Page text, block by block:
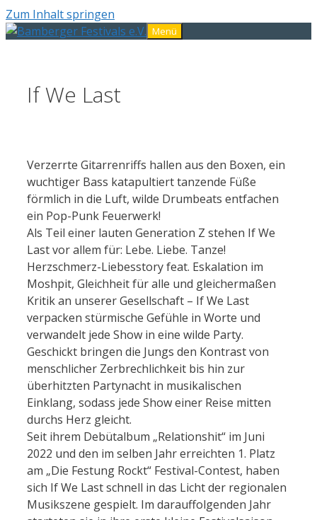
Zum Inhalt springen
Menü
If We Last
Verzerrte Gitarrenriffs hallen aus den Boxen, ein
wuchtiger Bass katapultiert tanzende Füße
förmlich in die Luft, wilde Drumbeats entfachen
ein Pop-Punk Feuerwerk!
Als Teil einer lauten Generation Z stehen If We
Last vor allem für: Lebe. Liebe. Tanze!
Herzschmerz-Liebesstory feat. Eskalation im
Moshpit, Gleichheit für alle und gleichermaßen
Kritik an unserer Gesellschaft – If We Last
verpacken stürmische Gefühle in Worte und
verwandelt jede Show in eine wilde Party.
Geschickt bringen die Jungs den Kontrast von
menschlicher Zerbrechlichkeit bis hin zur
überhitzten Partynacht in musikalischen
Einklang, sodass jede Show einer Reise mitten
durchs Herz gleicht.
Seit ihrem Debütalbum „Relationshit“ im Juni
2022 und den im selben Jahr erreichten 1. Platz
am „Die Festung Rockt“ Festival-Contest, haben
sich If We Last schnell in das Licht der regionalen
Musikszene gespielt. Im darauffolgenden Jahr